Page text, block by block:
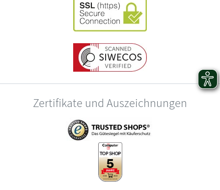
Zertifikate und Auszeichnungen